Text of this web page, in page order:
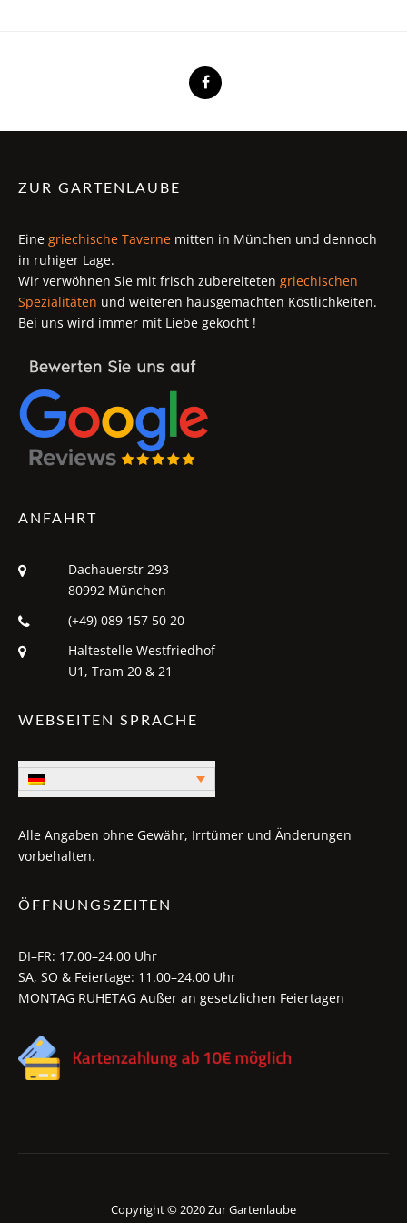
ZUR GARTENLAUBE
Eine griechische Taverne mitten in München und dennoch
in ruhiger Lage.
Wir verwöhnen Sie mit frisch zubereiteten griechischen
Spezialitäten und weiteren hausgemachten Köstlichkeiten.
Bei uns wird immer mit Liebe gekocht !
ANFAHRT
Dachauerstr 293
80992 München
(+49) 089 157 50 20
Haltestelle Westfriedhof
U1, Tram 20 & 21
WEBSEITEN SPRACHE
Alle Angaben ohne Gewähr, Irrtümer und Änderungen
vorbehalten.
ÖFFNUNGSZEITEN
DI–FR: 17.00–24.00 Uhr
SA, SO & Feiertage: 11.00–24.00 Uhr
MONTAG RUHETAG Außer an gesetzlichen Feiertagen
Copyright © 2020 Zur Gartenlaube